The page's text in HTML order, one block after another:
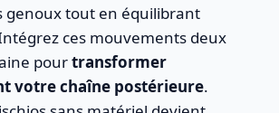
genoux tout en équilibrant
ces mouvements deux
pourtransformer
votre chaîne postérieure.